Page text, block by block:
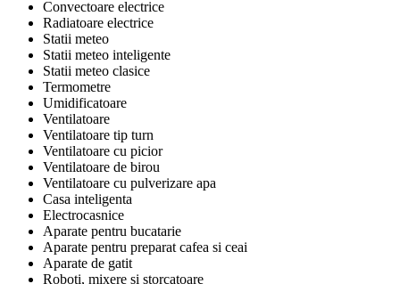
Convectoare electrice
Radiatoare electrice
Statii meteo
Statii meteo inteligente
Statii meteo clasice
Termometre
Umidificatoare
Ventilatoare
Ventilatoare tip turn
Ventilatoare cu picior
Ventilatoare de birou
Ventilatoare cu pulverizare apa
Casa inteligenta
Electrocasnice
Aparate pentru bucatarie
Aparate pentru preparat cafea si ceai
Aparate de gatit
Roboti, mixere si storcatoare